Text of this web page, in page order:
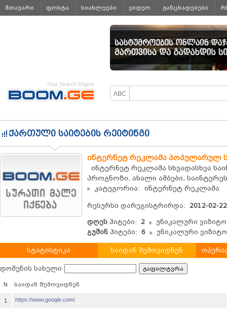
მთავარი ფოსტა სიახლეები ვიდეო განცხადებები
ქართული საიტების რეიტინგი
ინტერნეტ რეკლამა პოპულარულ
ინტერნეტ რეკლამა სხვადასხვა
პროგნოზი, ახალი ამბები,
კატეგორია: ინტერნეტ რეკლამა
რესურსი დარეგისტრირდა: 2012-02-
დღეს ჰიტები: 2
უნიკალური
გუშინ ჰიტები: 6 უნიკალური
სტატისტიკა საიდან შემოვიდნენ
დომენის სახელი
N საიდან შემოვიდნენ
1 https://www.google.com/